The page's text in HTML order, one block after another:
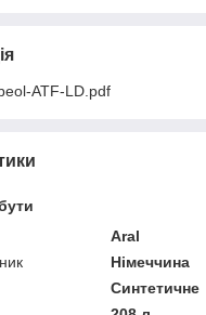
ATF-LD.pdf
Aral
Німеччина
Синтетичне